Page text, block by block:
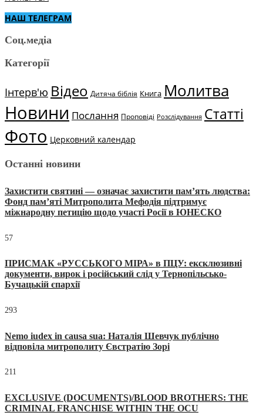
НАШ ТЕЛЕГРАМ
Соц.медіа
Категорії
Інтерв'ю Відео Дитяча біблія Книга Молитва
Новини Послання Проповіді Розслідування Статті
Фото Церковний календар
Останні новини
Захистити святині — означає захистити пам’ять людства:
Фонд пам’яті Митрополита Мефодія підтримує
міжнародну петицію щодо участі Росії в ЮНЕСКО
57
ПРИСМАК «РУССЬКОГО МІРА» в ПЦУ: ексклюзивні
документи, вирок і російський слід у Тернопільсько-
Бучацькій єпархії
293
Nemo iudex in causa sua: Наталія Шевчук публічно
відповіла митрополиту Євстратію Зорі
211
EXCLUSIVE (DOCUMENTS)/BLOOD BROTHERS: THE
CRIMINAL FRANCHISE WITHIN THE OCU